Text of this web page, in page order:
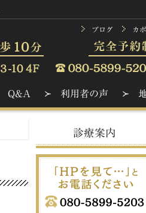
ブログ カ
Q&A 利用者の声
診療案内